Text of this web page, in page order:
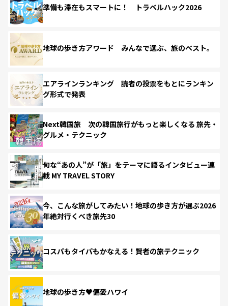
準備も滞在もスマートに！ トラベルハック2026
地球の歩き方アワード みんなで選ぶ、旅のベスト。
エアラインランキング 読者の投票をもとにランキン
グ形式で発表
Next韓国旅 次の韓国旅行がもっと楽しくなる 旅先・
グルメ・テクニック
旬な“あの人”が「旅」をテーマに語るインタビュー連
載 MY TRAVEL STORY
今、こんな旅がしてみたい！地球の歩き方が選ぶ2026
年絶対行くべき旅先30
コスパもタイパもかなえる！賢者の旅テクニック
地球の歩き方♥偏愛ハワイ